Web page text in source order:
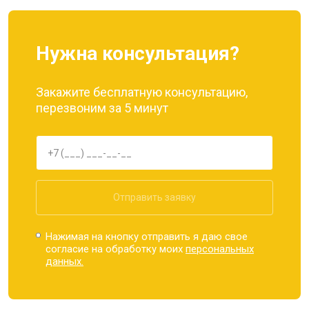
Нужна консультация?
Закажите бесплатную консультацию,
перезвоним за 5 минут
Отправить заявку
Нажимая на кнопку отправить я даю свое
согласие на обработку моихперсональных
данных.